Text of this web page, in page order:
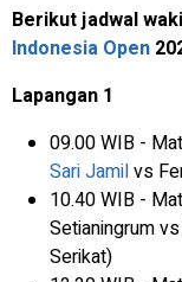
Berikut jadwal
Indonesia Open
Lapangan 1
09.00 WIB -
Sari Jamilvs
10.40 WIB -
Setianingrum
Serikat)